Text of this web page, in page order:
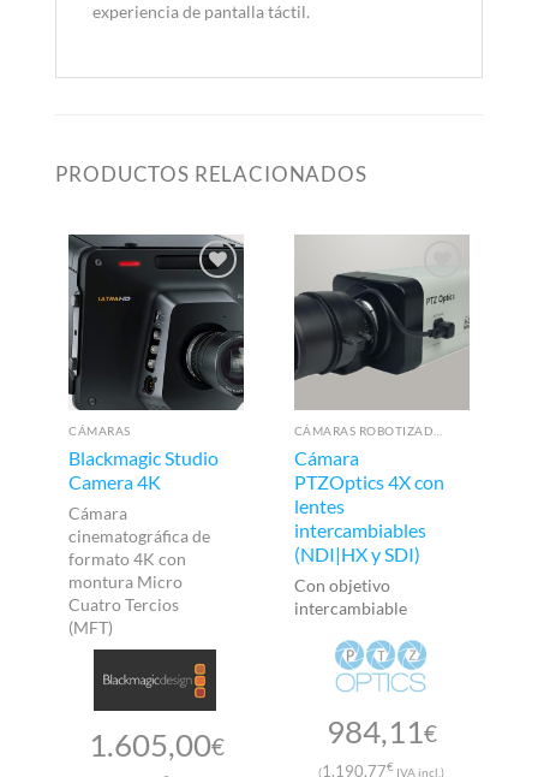
experiencia de pantalla táctil.
PRODUCTOS RELACIONADOS
CÁMARAS
Blackmagic Studio
Camera 4K
Cámara
cinematográfica de
formato 4K con
montura Micro
Cuatro Tercios
(MFT)
1.605,00€
Cámara
PTZOptics 4X con
lentes
intercambiables
(NDI|HX y SDI)
Con objetivo
intercambiable
984,11 €
(1.190,77€ IVA incl.)